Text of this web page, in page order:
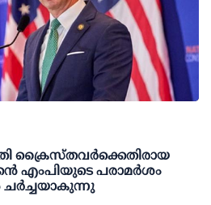
ക്രൈസ്തവർക്കെതിരായ
എംപിയുടെ പരാമർശം
ചർച്ചയാകുന്നു